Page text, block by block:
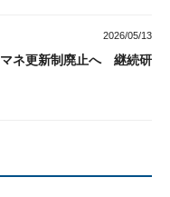
2026/05/13
ネ更新制廃止へ 継続研